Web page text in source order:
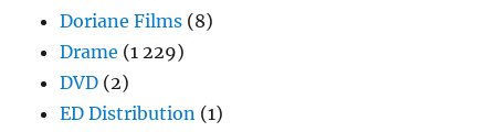
Doriane Films (8)
Drame (1 229)
DVD (2)
ED Distribution (1)